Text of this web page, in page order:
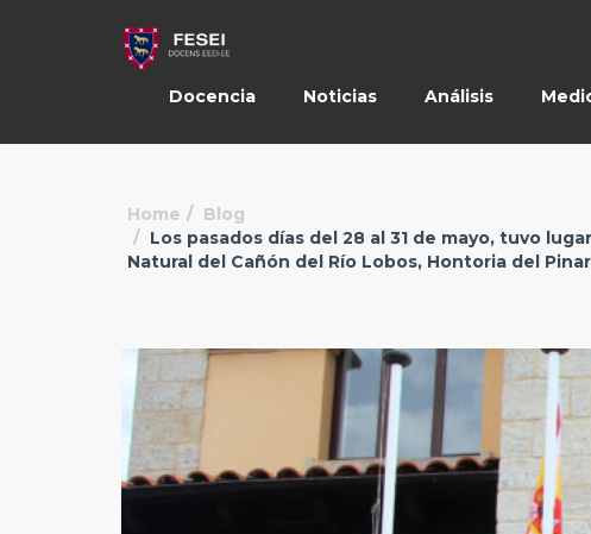
Docencia Noticias Análisis
Home
Blog
Los pasados días del 28 al 31 de mayo, tuvo
Natural del Cañón del Río Lobos, Hontoria del